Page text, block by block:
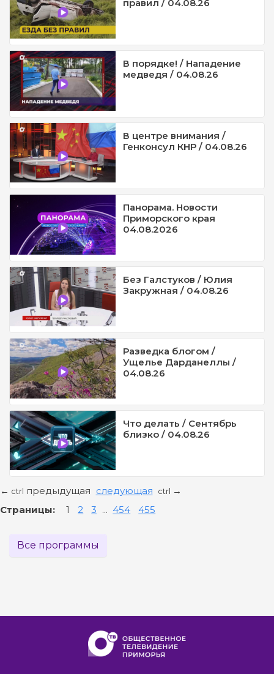
правил / 04.08.26
В порядке! / Нападение
медведя / 04.08.26
В центре внимания /
Генконсул КНР / 04.08.26
Панорама. Новости
Приморского края
04.08.2026
Без Галстуков / Юлия
Закружная / 04.08.26
Разведка блогом /
Ущелье Дарданеллы /
04.08.26
Что делать / Сентябрь
близко / 04.08.26
← ctrl предыдущая следующая ctrl →
Страницы: 1 2 3 ... 454 455
Все программы